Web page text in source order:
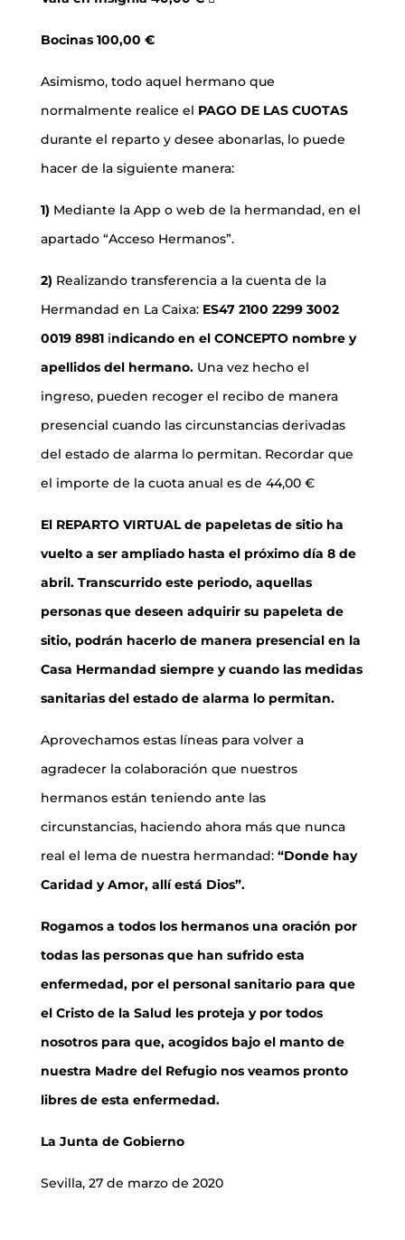
Bocinas 100,00 €
Asimismo, todo aquel hermano que
normalmente realice el PAGO DE LAS CUOTAS
durante el reparto y desee abonarlas, lo puede
hacer de la siguiente manera:
1) Mediante la App o web de la hermandad, en el
apartado “Acceso Hermanos”.
2) Realizando transferencia a la cuenta de la
Hermandad en La Caixa: ES47 2100 2299 3002
0019 8981indicando en el CONCEPTO nombre y
apellidos del hermano.Una vez hecho el
ingreso, pueden recoger el recibo de manera
presencial cuando las circunstancias derivadas
del estado de alarma lo permitan. Recordar que
el importe de la cuota anual es de 44,00 €
El REPARTO VIRTUAL de papeletas de sitio ha
vuelto a ser ampliado hasta el próximo día 8 de
abril. Transcurrido este periodo, aquellas
personas que deseen adquirir su papeleta de
sitio, podrán hacerlo de manera presencial en la
Casa Hermandad siempre y cuando las medidas
sanitarias del estado de alarma lo permitan.
Aprovechamos estas líneas para volver a
agradecer la colaboración que nuestros
hermanos están teniendo ante las
circunstancias, haciendo ahora más que nunca
real el lema de nuestra hermandad: “Donde hay
Caridad y Amor, allí está Dios”.
Rogamos a todos los hermanos una oración por
todas las personas que han sufrido esta
enfermedad, por el personal sanitario para que
el Cristo de la Salud les proteja y por todos
nosotros para que, acogidos bajo el manto de
nuestra Madre del Refugio nos veamos pronto
libres de esta enfermedad.
La Junta de Gobierno
Sevilla, 27 de marzo de 2020